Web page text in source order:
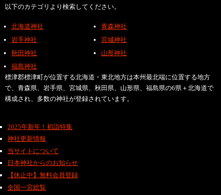
以下のカテゴリより検索してください。
北海道神社
青森神社
岩手神社
宮城神社
秋田神社
山形神社
福島神社
標津郡標津町が位置する北海道・東北地方は本州最北端に位置する地方
で、青森県、岩手県、宮城県、秋田県、山形県、福島県の6県＋北海道で
構成され、多数の神社が登録されています。
2025年新年！初詣特集
神社更新情報
当サイトについて
日本神社からのお知らせ
【休止中】無料会員登録
全国一宮総覧